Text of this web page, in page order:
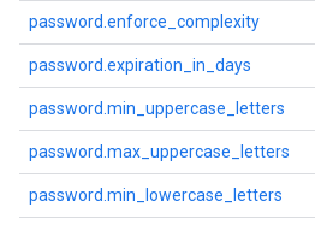
password.enforce_complexity
password.expiration_in_days
password.min_uppercase_letters
password.max_uppercase_letters
password.min_lowercase_letters